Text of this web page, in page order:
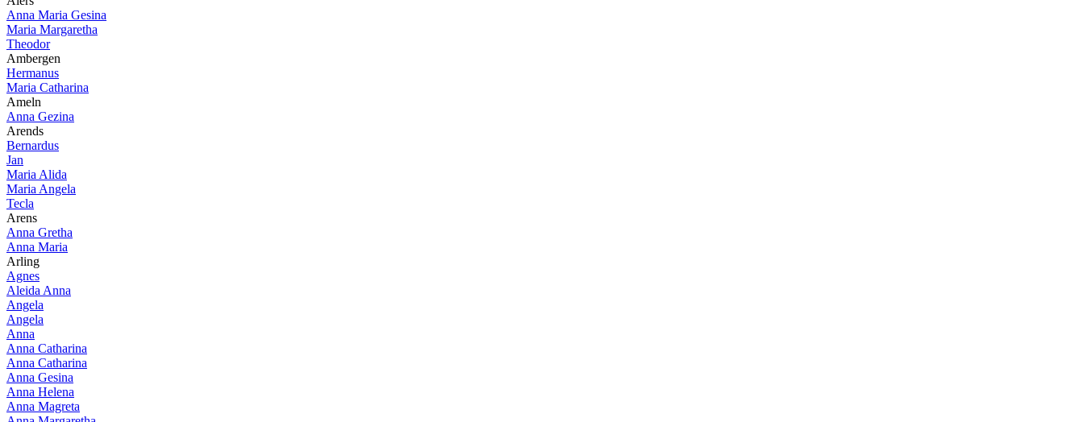
Anna Maria Gesina
Maria Margaretha
Theodor
Ambergen
Hermanus
Maria Catharina
Ameln
Anna Gezina
Arends
Bernardus
Jan
Maria Alida
Maria Angela
Tecla
Arens
Anna Gretha
Anna Maria
Arling
Agnes
Aleida Anna
Angela
Angela
Anna
Anna Catharina
Anna Catharina
Anna Gesina
Anna Helena
Anna Magreta